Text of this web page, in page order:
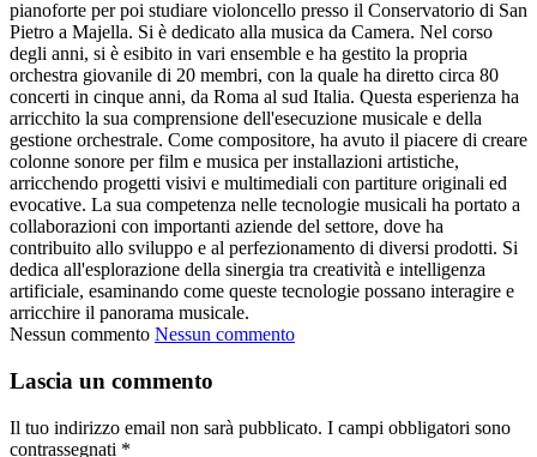
pianoforte per poi studiare violoncello presso il Conservatorio di San
Pietro a Majella. Si è dedicato alla musica da Camera. Nel corso
degli anni, si è esibito in vari ensemble e ha gestito la propria
orchestra giovanile di 20 membri, con la quale ha diretto circa 80
concerti in cinque anni, da Roma al sud Italia. Questa esperienza ha
arricchito la sua comprensione dell'esecuzione musicale e della
gestione orchestrale. Come compositore, ha avuto il piacere di creare
colonne sonore per film e musica per installazioni artistiche,
arricchendo progetti visivi e multimediali con partiture originali ed
evocative. La sua competenza nelle tecnologie musicali ha portato a
collaborazioni con importanti aziende del settore, dove ha
contribuito allo sviluppo e al perfezionamento di diversi prodotti. Si
dedica all'esplorazione della sinergia tra creatività e intelligenza
artificiale, esaminando come queste tecnologie possano interagire e
arricchire il panorama musicale.
Nessun commento Nessun commento
Lascia un commento
Il tuo indirizzo email non sarà pubblicato. I campi obbligatori sono
contrassegnati *